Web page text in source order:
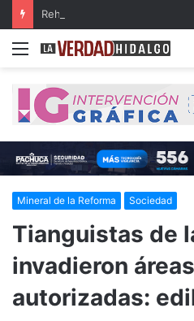
Menu
Mineral de la Reforma Sociedad
Tianguistas de
invadieron
autorizadas: